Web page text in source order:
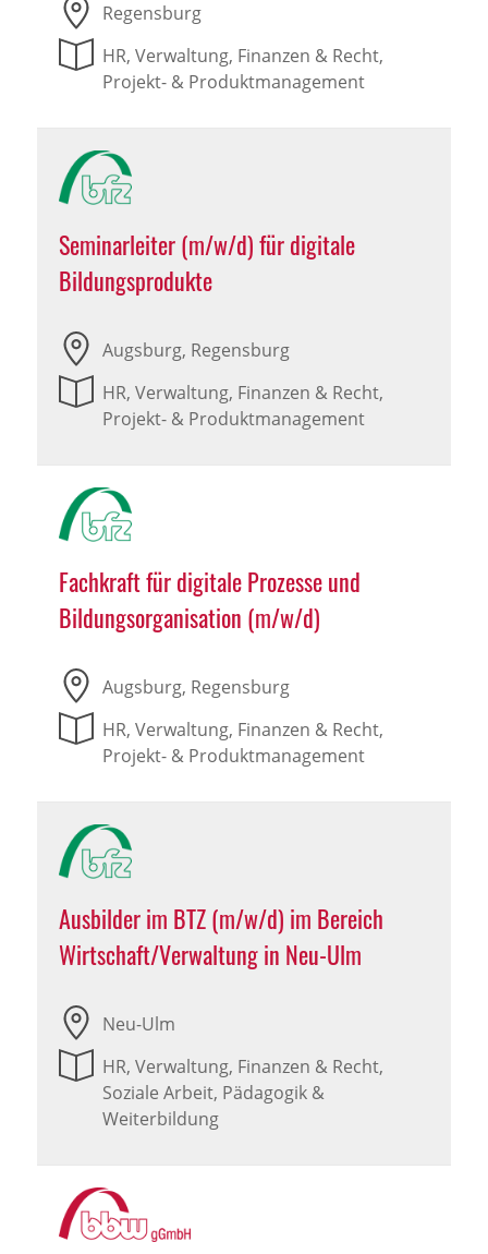
Regensburg
HR, Verwaltung, Finanzen & Recht,
Projekt- & Produktmanagement
Seminarleiter (m/w/d) für digitale
Bildungsprodukte
Augsburg, Regensburg
HR, Verwaltung, Finanzen & Recht,
Projekt- & Produktmanagement
Fachkraft für digitale Prozesse und
Bildungsorganisation (m/w/d)
Augsburg, Regensburg
HR, Verwaltung, Finanzen & Recht,
Projekt- & Produktmanagement
Ausbilder im BTZ (m/w/d) im Bereich
Wirtschaft/Verwaltung in Neu-Ulm
Neu-Ulm
HR, Verwaltung, Finanzen & Recht,
Soziale Arbeit, Pädagogik &
Weiterbildung